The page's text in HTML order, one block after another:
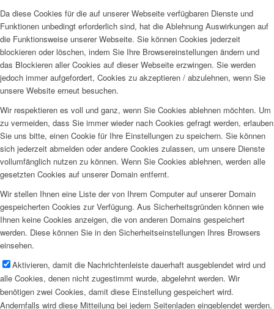
Da diese Cookies für die auf unserer Webseite verfügbaren Dienste und
Funktionen unbedingt erforderlich sind, hat die Ablehnung Auswirkungen auf
die Funktionsweise unserer Webseite. Sie können Cookies jederzeit
blockieren oder löschen, indem Sie Ihre Browsereinstellungen ändern und
das Blockieren aller Cookies auf dieser Webseite erzwingen. Sie werden
jedoch immer aufgefordert, Cookies zu akzeptieren / abzulehnen, wenn Sie
unsere Website erneut besuchen.
Wir respektieren es voll und ganz, wenn Sie Cookies ablehnen möchten. Um
zu vermeiden, dass Sie immer wieder nach Cookies gefragt werden, erlauben
Sie uns bitte, einen Cookie für Ihre Einstellungen zu speichern. Sie können
sich jederzeit abmelden oder andere Cookies zulassen, um unsere Dienste
vollumfänglich nutzen zu können. Wenn Sie Cookies ablehnen, werden alle
gesetzten Cookies auf unserer Domain entfernt.
Wir stellen Ihnen eine Liste der von Ihrem Computer auf unserer Domain
gespeicherten Cookies zur Verfügung. Aus Sicherheitsgründen können wie
Ihnen keine Cookies anzeigen, die von anderen Domains gespeichert
werden. Diese können Sie in den Sicherheitseinstellungen Ihres Browsers
einsehen.
Aktivieren, damit die Nachrichtenleiste dauerhaft ausgeblendet wird und
alle Cookies, denen nicht zugestimmt wurde, abgelehnt werden. Wir
benötigen zwei Cookies, damit diese Einstellung gespeichert wird.
Andernfalls wird diese Mitteilung bei jedem Seitenladen eingeblendet werden.